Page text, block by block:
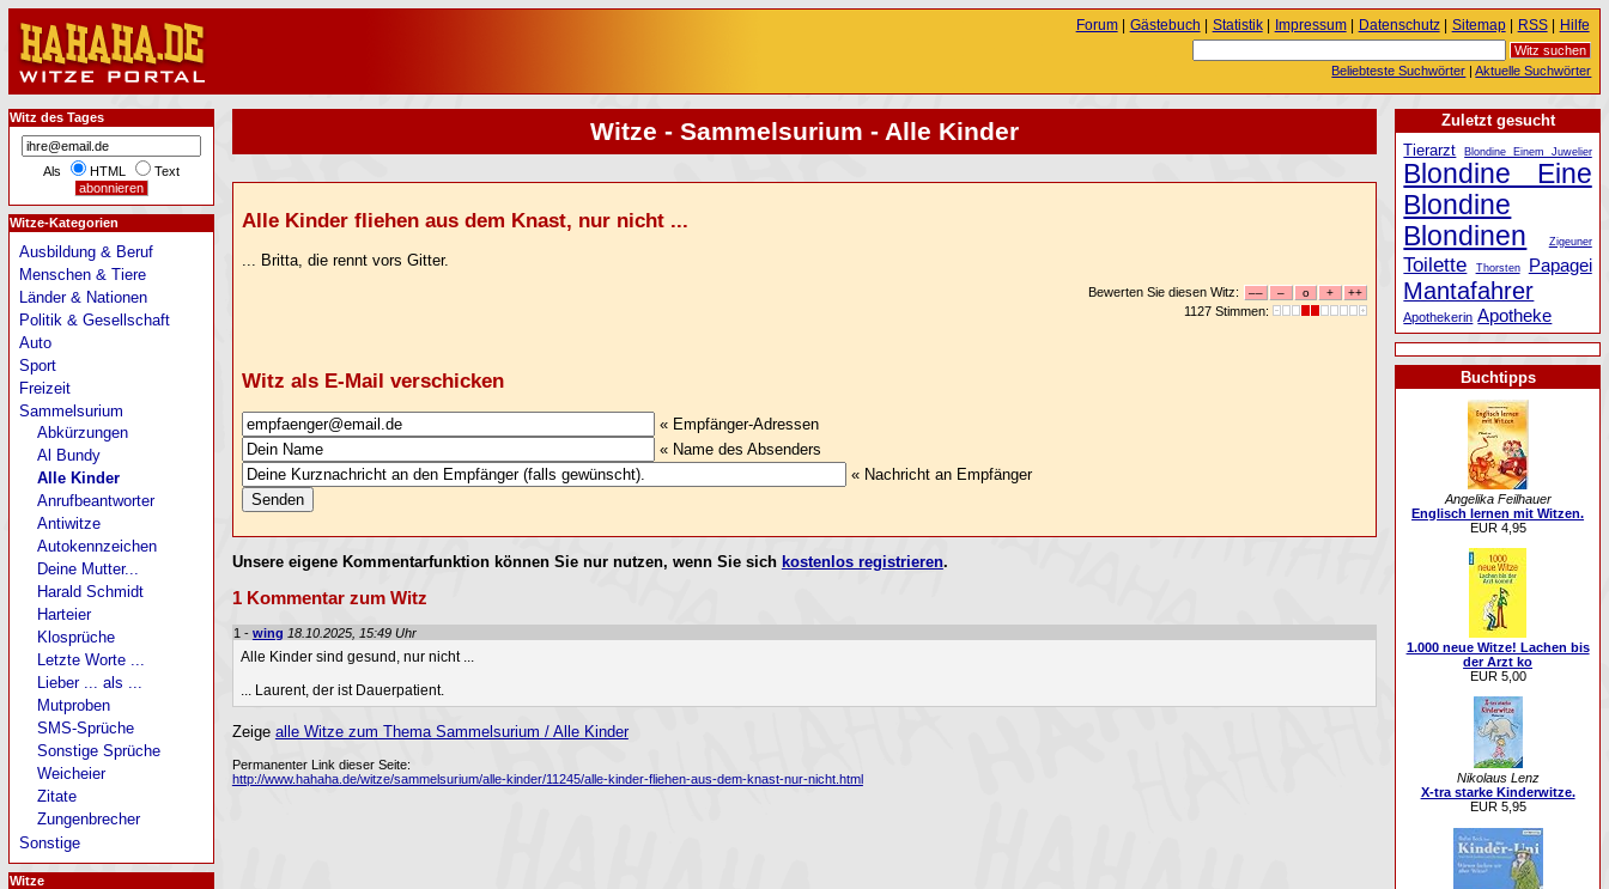
Witze - Sammelsurium - Alle Kinder
Alle Kinder fliehen aus dem Knast, nur nicht ...
... Britta, die rennt vors Gitter.
Bewerten Sie diesen Witz:
1127 Stimmen:
Witz als E-Mail verschicken
« Empfänger-Adressen
« Name des Absenders
« Nachricht an Empfänger
Unsere eigene Kommentarfunktion können Sie nur nutzen, wenn Sie sich kostenlos registrieren.
1 Kommentar zum Witz
1 - wing 18.10.2025, 15:49 Uhr
Alle Kinder sind gesund, nur nicht ...
... Laurent, der ist Dauerpatient.
Zeige alle Witze zum Thema Sammelsurium / Alle Kinder
Permanenter Link dieser Seite:
http://www.hahaha.de/witze/sammelsurium/alle-kinder/11245/alle-kinder-fliehen-aus-dem-knast-nur-nicht.html
Witz des Tages
Als HTML Text
Witze-Kategorien
Ausbildung & Beruf
Menschen & Tiere
Länder & Nationen
Politik & Gesellschaft
Auto
Sport
Freizeit
Sammelsurium
Abkürzungen
Al Bundy
Alle Kinder
Anrufbeantworter
Antiwitze
Autokennzeichen
Deine Mutter...
Harald Schmidt
Harteier
Klosprüche
Letzte Worte ...
Lieber ... als ...
Mutproben
SMS-Sprüche
Sonstige Sprüche
Weicheier
Zitate
Zungenbrecher
Sonstige
Witze
Forum| Gästebuch | Statistik| Impressum| Datenschutz| Sitemap| RSS| Hilfe
Beliebteste Suchwörter |Aktuelle Suchwörter
Zuletzt gesucht
Tierarzt
Blondine Einem Juwelier
Blondine Eine
Blondine
Blondinen
Zigeuner
Toilette Thorsten Papagei
Mantafahrer
Apothekerin Apotheke
Buchtipps
Angelika Feilhauer
Englisch lernen mit Witzen.
EUR 4,95
1.000 neue Witze! Lachen bis
der Arzt ko
EUR 5,00
Nikolaus Lenz
X-tra starke Kinderwitze.
EUR 5,95